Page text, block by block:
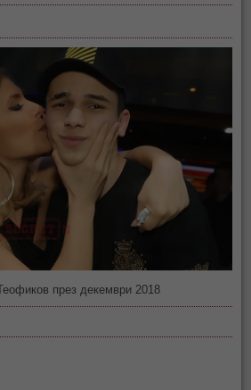
през декември 2018